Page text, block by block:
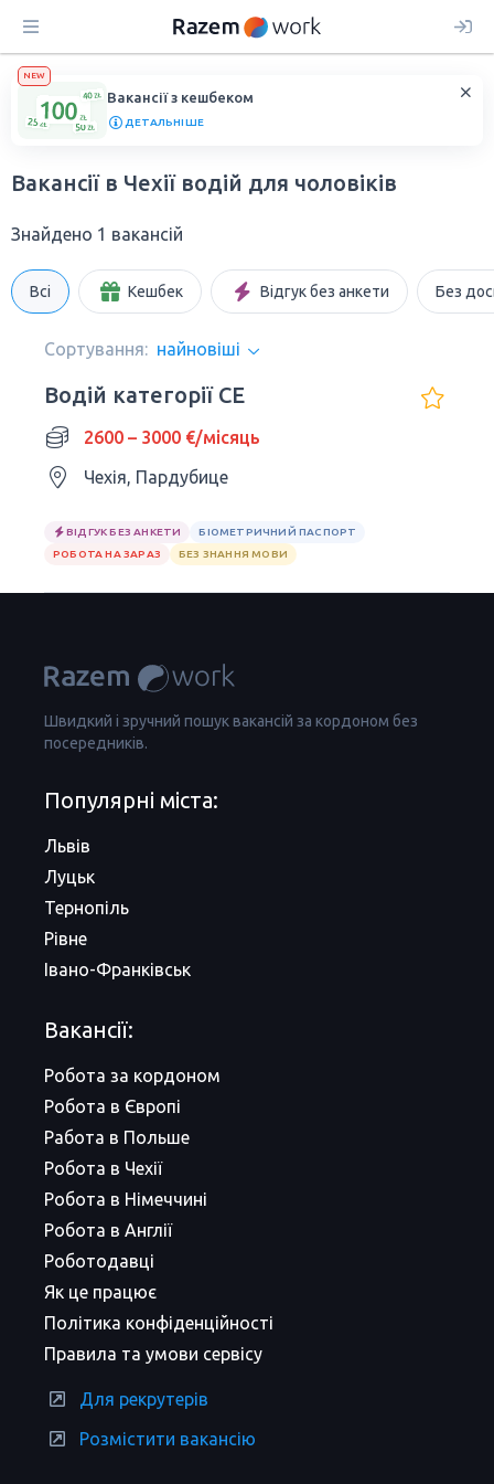
NEW
Вакансії з кешбеком
ДЕТАЛЬНІШЕ
Вакансії в Чехії водій для чоловіків
Знайдено 1 вакансій
Всі Кешбек Відгук без анкети Без
Сортування: найновіші
Водій категорії СЕ
2600 – 3000 €/місяць
Чехія, Пардубице
ВІДГУК БЕЗ АНКЕТИ
БІОМЕТРИЧНИЙ ПАСПОРТ
РОБОТА НА ЗАРАЗ
БЕЗ ЗНАННЯ МОВИ
Швидкий і зручний пошук вакансій за кордоном без
посередників.
Популярні міста:
Львів
Луцьк
Тернопіль
Рівне
Івано-Франківськ
Вакансії:
Робота за кордоном
Робота в Європі
Работа в Польше
Робота в Чехії
Робота в Німеччині
Робота в Англії
Роботодавці
Як це працює
Політика конфіденційності
Правила та умови сервісу
Для рекрутерів
Розмістити вакансію